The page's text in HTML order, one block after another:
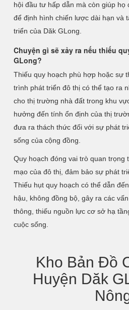
hội đầu tư hấp dẫn mà còn giúp họ
để định hình chiến lược dài hạn và
triển của Dăk GLong.
Chuyện gì sẽ xảy ra nếu thiếu
GLong?
Thiếu quy hoạch phù hợp hoặc sự
trình phát triển đô thị có thể tạo ra
cho thị trường nhà đất trong khu
hưởng đến tính ổn định của thị
đưa ra thách thức đối với sự phát
sống của cộng đồng.
Quy hoạch đóng vai trò quan trọng
mạo của đô thị, đảm bảo sự phát
Thiếu hụt quy hoạch có thể dẫn
hậu, không đồng bộ, gây ra các
thông, thiếu nguồn lực cơ sở hạ
cuộc sống.
Kho Bản Đồ
Huyện Dăk